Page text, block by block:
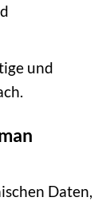
und
Daten,